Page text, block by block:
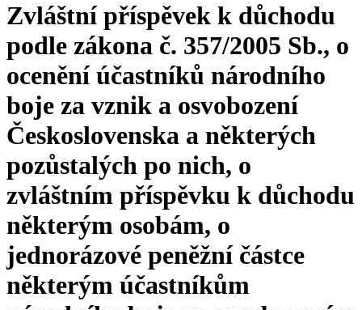
Zvláštní příspěvek k důchodu
podle zákona č. 357/2005 Sb., o
ocenění účastníků národního
boje za vznik a osvobození
Československa a některých
pozůstalých po nich, o
zvláštním příspěvku k důchodu
některým osobám, o
jednorázové peněžní částce
některým účastníkům